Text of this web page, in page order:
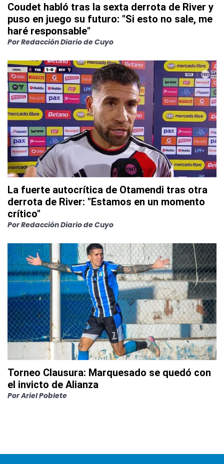
Coudet habló tras la sexta derrota de River y
puso en juego su futuro: "Si esto no sale, me
haré responsable"
PorRedacción Diario de Cuyo
La fuerte autocrítica de Otamendi tras otra
derrota de River: "Estamos en un momento
crítico"
PorRedacción Diario de Cuyo
Torneo Clausura: Marquesado se quedó con
el invicto de Alianza
PorAriel Poblete